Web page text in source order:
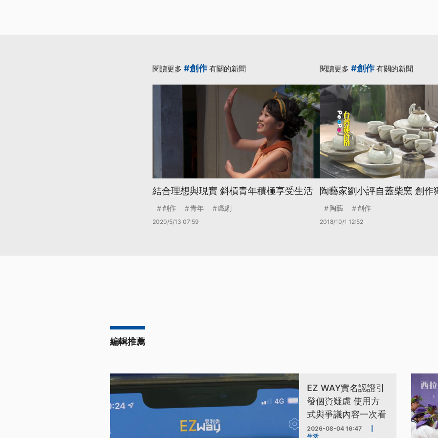
閱讀更多 #創作有關的新聞
結合理想與現實 斜槓青年積極享受生活
創作 青年 戲劇
2020/5/13 07:59
閱讀更多 #創作有關的新聞
陶藝家劉小評自蓋柴窯 創作
陶藝 創作
2018/10/1 12:52
編輯推薦
EZ WAY實名認證引
發個資疑慮 使用方
式與爭議內容一次看
2026-08-04 16:47
生活